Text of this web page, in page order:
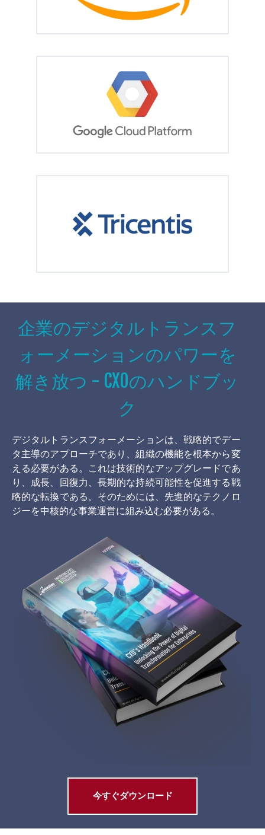
企業のデジタルトランスフ
ォーメーションのパワーを
解き放つ - CXOのハンドブッ
ク
デジタルトランスフォーメーションは、戦略的でデー
タ主導のアプローチであり、組織の機能を根本から変
える必要がある。これは技術的なアップグレードであ
り、成長、回復力、長期的な持続可能性を促進する戦
略的な転換である。そのためには、先進的なテクノロ
ジーを中核的な事業運営に組み込む必要がある。
今すぐダウンロード